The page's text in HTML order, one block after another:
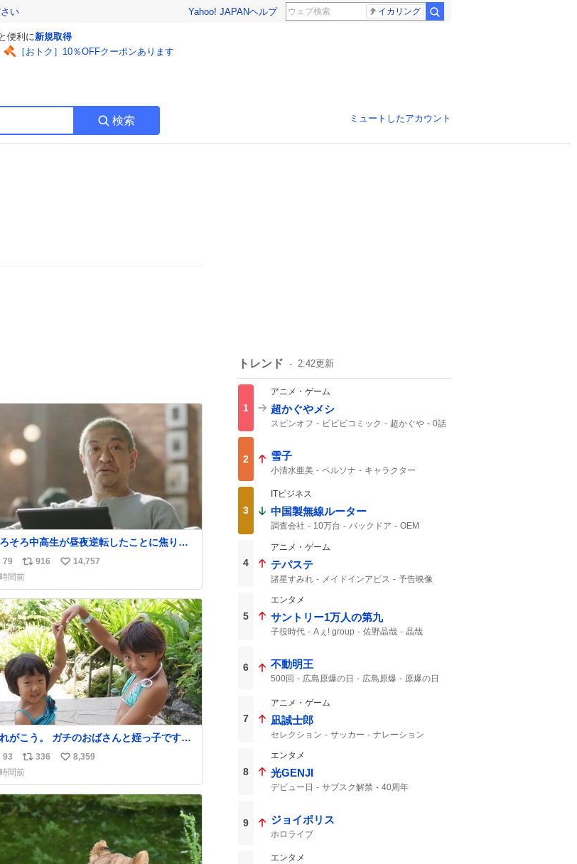
い Yahoo! JAPANヘルプ イカリング
便利に新規取得
［おトク］10％OFFクーポンあります
検索 ミュートしたアカウント
そろ中高生が昼夜逆転したことに焦り始
る時期やね
79
リ
ポ
ス
ト
数
916
い
ね
数
14,757
間前
。 ガチのおばさんと姪っ子です。
長抜かされててしぬ笑） #ヤツルギ12 #
でヒロイン
93
リ
ポ
ス
ト
数
336
い
ね
数
8,359
間前
トレンド 2:42更新
1
アニメ・ゲーム
超かぐやメシ
スピンオフ ビビビコミック 超かぐや
0話
2 雪子
小清水亜美 ペルソナ キャラクター
3
ITビジネス
中国製無線ルーター
調査会社 10万台 バックドア
OEM
4
アニメ・ゲーム
テパステ
諸星すみれ メイドインアビス
予告映像
5
エンタメ
サントリー1万人の第九
子役時代 Aぇ! group 佐野晶哉 晶哉
6 不動明王
500回 広島原爆の日 広島原爆 原爆の日
7
アニメ・ゲーム
凪誠士郎
セレクション サッカー ナレーション
8
エンタメ
光GENJI
デビュー日 サブスク解禁
40周年
9 ジョイポリス
ホロライブ
エンタメ